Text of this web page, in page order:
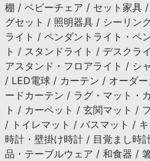
棚 / ベビーチェア / セット家具
グセット / 照明器具 / シーリン
ライト / ペンダントライト・ペ
ト / スタンドライト / デスクラ
アスタンド・フロアライト / シ
/ LED電球 / カーテン / オーダ
ードカーテン / ラグ・マット・
ト / カーペット / 玄関マット /
/ トイレマット / バスマット /
時計・壁掛け時計 / 目覚まし時
品・テーブルウェア / 和食器 /